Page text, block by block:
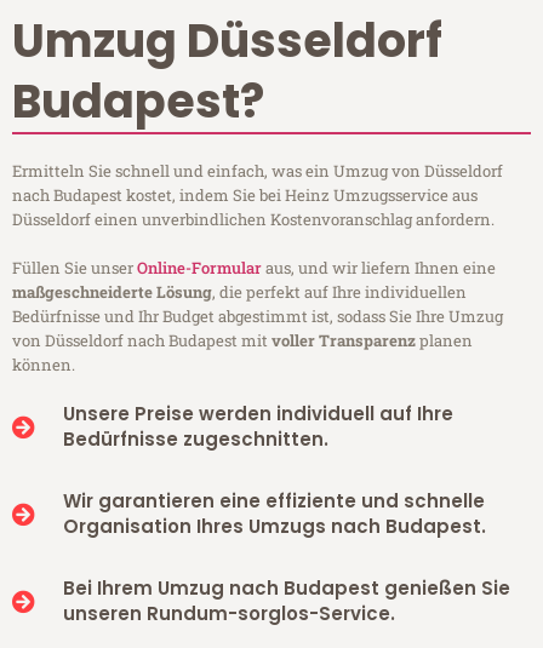
Umzug Düsseldorf
Budapest?
Ermitteln Sie schnell und einfach, was ein Umzug von Düsseldorf
nach Budapest kostet, indem Sie bei Heinz Umzugsservice aus
Düsseldorf einen unverbindlichen Kostenvoranschlag anfordern.
Füllen Sie unserOnline-Formularaus, und wir liefern Ihnen eine
maßgeschneiderte Lösung, die perfekt auf Ihre individuellen
Bedürfnisse und Ihr Budget abgestimmt ist, sodass Sie Ihre Umzug
von Düsseldorf nach Budapest mitvoller Transparenzplanen
können.
Unsere Preise werden individuell auf Ihre
Bedürfnisse zugeschnitten.
Wir garantieren eine effiziente und schnelle
Organisation Ihres Umzugs nach Budapest.
Bei Ihrem Umzug nach Budapest genießen Sie
unseren Rundum-sorglos-Service.